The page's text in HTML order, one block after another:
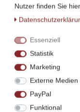
Bett" angeben
Leiter aus dem
Mit weiterem
-
Hängeregale
-Bücherregale
Matratzen
Nutzer finden Sie
Essenziell
Statistik
Marketing
Externe Medien
PayPal
Funktional